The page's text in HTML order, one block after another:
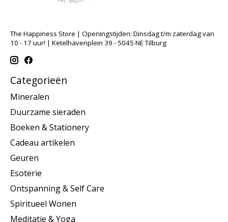
The Happiness Store | Openingstijden: Dinsdag t/m zaterdag van
10 - 17 uur! | Ketelhavenplein 39 - 5045 NE Tilburg
Categorieën
Mineralen
Duurzame sieraden
Boeken & Stationery
Cadeau artikelen
Geuren
Esoterie
Ontspanning & Self Care
Spiritueel Wonen
Meditatie & Yoga